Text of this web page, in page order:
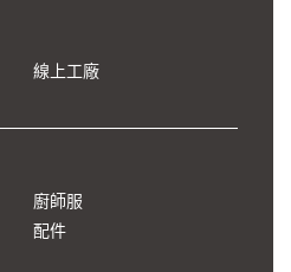
線上工廠
廚師服
配件